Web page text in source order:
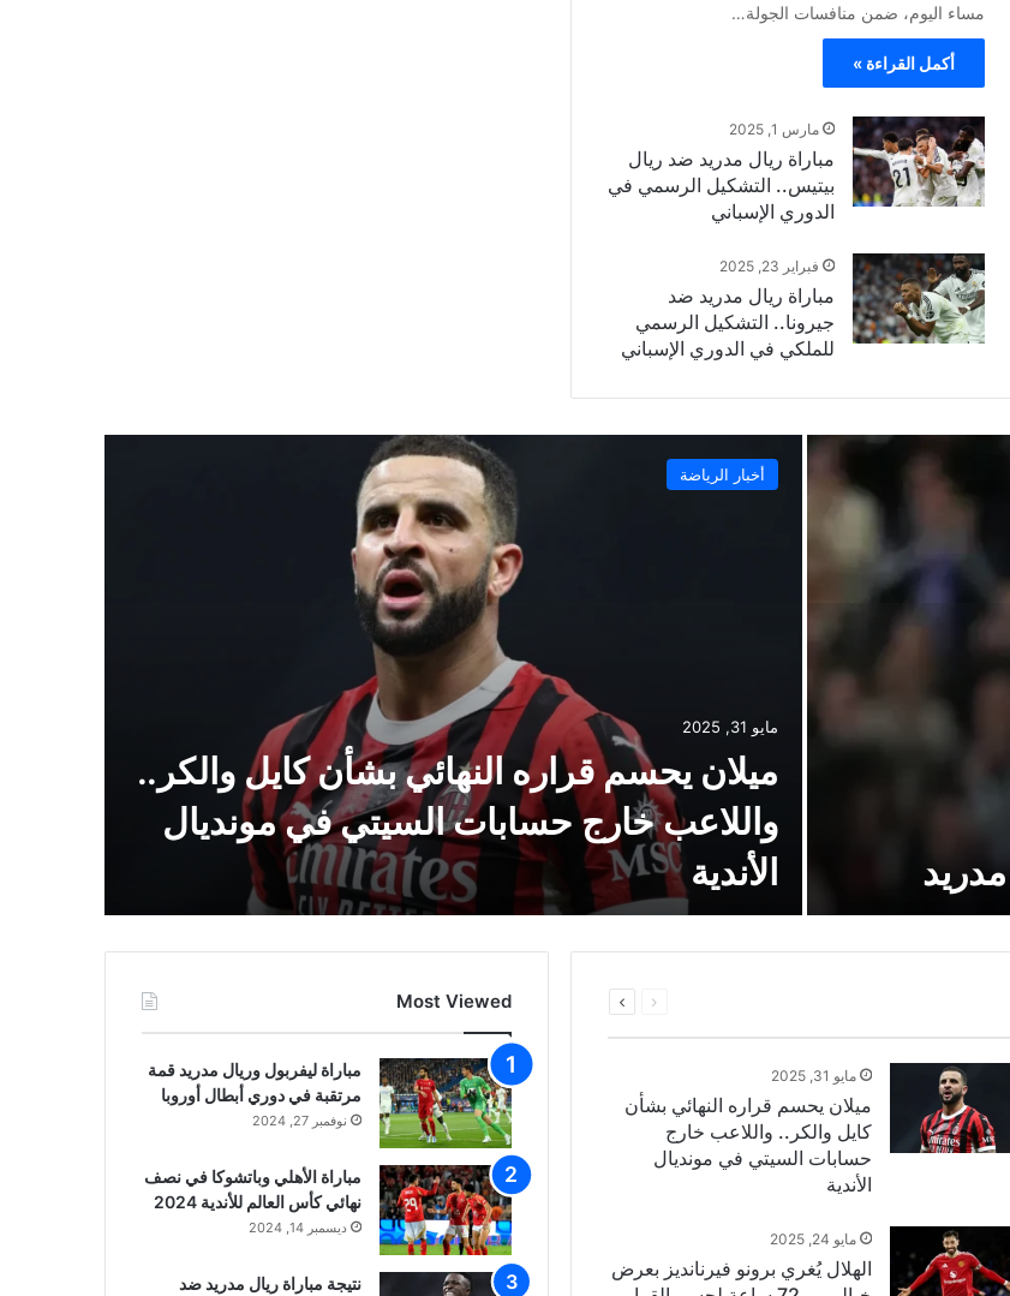
مساء اليوم، ضمن منافسات الجولة…
أكمل القراءة »
مارس 1, 2025
مباراة ريال مدريد ضد ريال
بيتيس.. التشكيل الرسمي في
الدوري الإسباني
فبراير 23, 2025
مباراة ريال مدريد ضد
جيرونا.. التشكيل الرسمي
للملكي في الدوري الإسباني
أخبار الرياضة
مايو 31, 2025
ميلان يحسم قراره النهائي بشأن كايل والكر..
واللاعب خارج حسابات السيتي في مونديال
الأندية
الصفحةالصفحة
مايو 31, 2025
ميلان يحسم قراره النهائي بشأن
كايل والكر.. واللاعب خارج
حسابات السيتي في مونديال
الأندية
مايو 24, 2025
الهلال يُغري برونو فيرنانديز بعرض
Most Viewed
مباراة ليفربول وريال مدريد قمة
مرتقبة في دوري أبطال أوروبا
نوفمبر 27, 2024
مباراة الأهلي وباتشوكا في نصف
نهائي كأس العالم للأندية 2024
ديسمبر 14, 2024
نتيجة مباراة ريال مدريد ضد